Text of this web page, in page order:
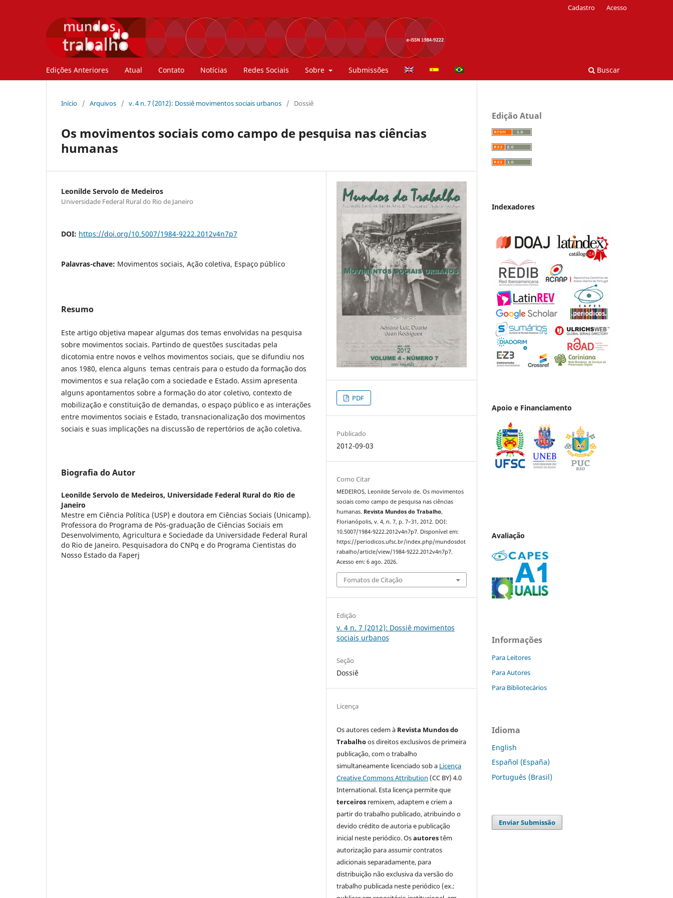
Edições Anteriores Atual Contato Notícias Redes Sociais Sobre Submissões Buscar
Cadastro Acesso
Início / Arquivos / v. 4 n. 7 (2012): Dossiê movimentos sociais urbanos / Dossiê
Os movimentos sociais como campo de pesquisa nas ciências
humanas
Leonilde Servolo de Medeiros
Universidade Federal Rural do Rio de Janeiro
DOI: https://doi.org/10.5007/1984-9222.2012v4n7p7
Palavras-chave: Movimentos sociais, Ação coletiva, Espaço público
Resumo
Este artigo objetiva mapear algumas dos temas envolvidas na pesquisa
sobre movimentos sociais. Partindo de questões suscitadas pela
dicotomia entre novos e velhos movimentos sociais, que se difundiu nos
anos 1980, elenca alguns temas centrais para o estudo da formação dos
movimentos e sua relação com a sociedade e Estado. Assim apresenta
alguns apontamentos sobre a formação do ator coletivo, contexto de
mobilização e constituição de demandas, o espaço público e as interações
entre movimentos sociais e Estado, transnacionalização dos movimentos
sociais e suas implicações na discussão de repertórios de ação coletiva.
Biografia do Autor
Leonilde Servolo de Medeiros, Universidade Federal Rural do Rio de
Janeiro
Mestre em Ciência Política (USP) e doutora em Ciências Sociais (Unicamp).
Professora do Programa de Pós-graduação de Ciências Sociais em
Desenvolvimento, Agricultura e Sociedade da Universidade Federal Rural
do Rio de Janeiro. Pesquisadora do CNPq e do Programa Cientistas do
Nosso Estado da Faperj
PDF
Publicado
2012-09-03
Como Citar
MEDEIROS, Leonilde Servolo de. Os movimentos
sociais como campo de pesquisa nas ciências
humanas. Revista Mundos do Trabalho,
Florianópolis, v. 4, n. 7, p. 7–31, 2012. DOI:
10.5007/1984-9222.2012v4n7p7. Disponível em:
https://periodicos.ufsc.br/index.php/mundosdot
rabalho/article/view/1984-9222.2012v4n7p7.
Acesso em: 6 ago. 2026.
Fomatos de Citação
Edição
v. 4 n. 7 (2012): Dossiê movimentos
sociais urbanos
Seção
Dossiê
Licença
Os autores cedem à Revista Mundos do
Trabalhoos direitos exclusivos de primeira
publicação, com o trabalho
simultaneamente licenciado sob a Licença
Creative Commons Attribution (CC BY) 4.0
International. Esta licença permite que
terceiros remixem, adaptem e criem a
partir do trabalho publicado, atribuindo o
devido crédito de autoria e publicação
inicial neste periódico. Osautorestêm
autorização para assumir contratos
adicionais separadamente, para
distribuição não exclusiva da versão do
trabalho publicada neste periódico (ex.:
Edição Atual
Indexadores
Apoio e Financiamento
Avaliação
Informações
Para Leitores
Para Autores
Para Bibliotecários
Idioma
English
Español (España)
Português (Brasil)
Enviar Submissão